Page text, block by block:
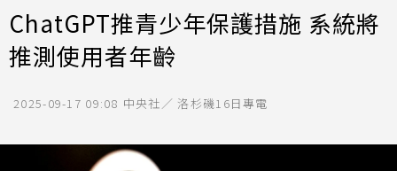
ChatGPT推青少年保護措施 系統將
推測使用者年齡
2025-09-17 09:08 中央社／ 洛杉磯16日專電